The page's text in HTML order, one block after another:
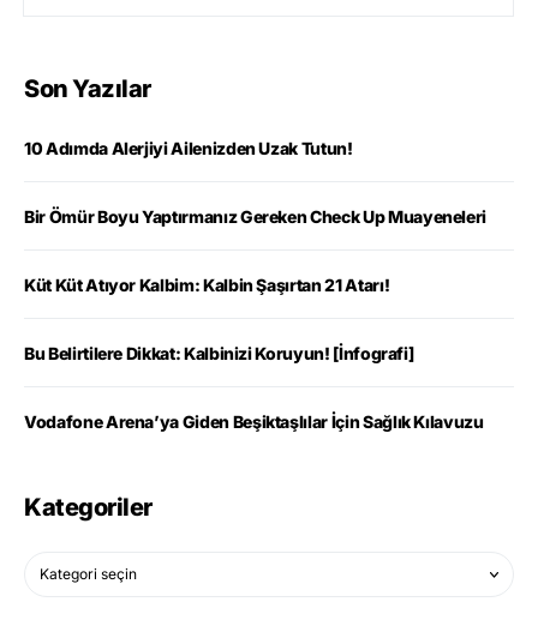
Son Yazılar
10 Adımda Alerjiyi Ailenizden Uzak Tutun!
Bir Ömür Boyu Yaptırmanız Gereken Check Up Muayeneleri
Küt Küt Atıyor Kalbim: Kalbin Şaşırtan 21 Atarı!
Bu Belirtilere Dikkat: Kalbinizi Koruyun! [İnfografi]
Vodafone Arena’ya Giden Beşiktaşlılar İçin Sağlık Kılavuzu
Kategoriler